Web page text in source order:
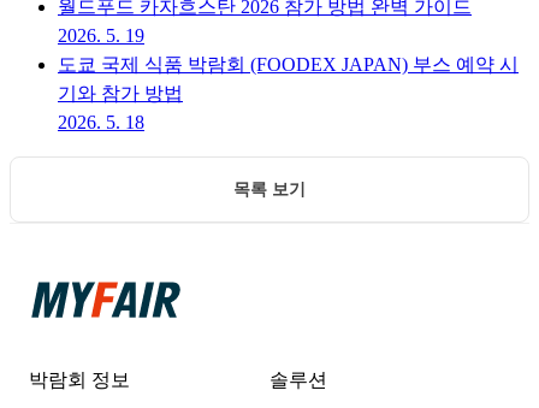
월드푸드 카자흐스탄 2026 참가 방법 완벽 가이드
2026. 5. 19
도쿄 국제 식품 박람회 (FOODEX JAPAN) 부스 예약 시
기와 참가 방법
2026. 5. 18
목록 보기
박람회 정보 솔루션